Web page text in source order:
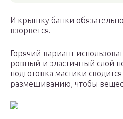
И крышку банки
взорвется.
Горячий вариант
ровный и эластичный слой
подготовка мастики
размешиванию, чтобы